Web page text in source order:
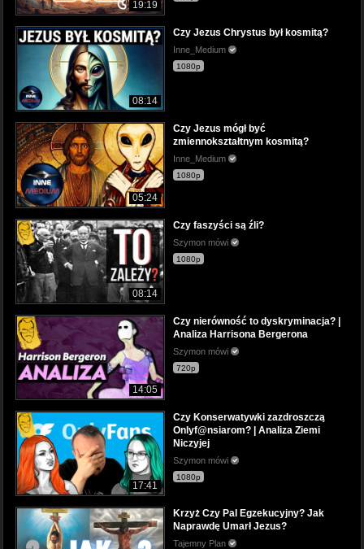
19:19
08:14
Czy Jezus Chrystus był kosmitą?
Inne_Medium
1080p
05:24
Czy Jezus mógł być
zmiennokształtnym kosmitą?
Inne_Medium
1080p
08:14
Czy faszyści są źli?
Szymon mówi
1080p
14:05
Czy nierówność to dyskryminacja? |
Analiza Harrisona Bergerona
Szymon mówi
720p
17:41
Czy Konserwatywki zazdroszczą
Onlyf@nsiarom? | Analiza Ziemi
Niczyjej
Szymon mówi
1080p
Krzyż Czy Pal Egzekucyjny? Jak
Naprawdę Umarł Jezus?
Tajemny Plan